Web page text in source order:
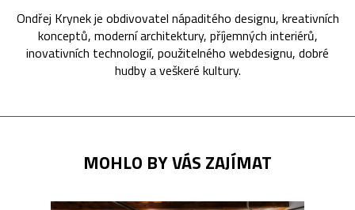
Ondřej Krynek je obdivovatel nápaditého designu, kreativních
konceptů, moderní architektury, příjemných interiérů,
inovativních technologií, použitelného webdesignu, dobré
hudby a veškeré kultury.
MOHLO BY VÁS ZAJÍMAT